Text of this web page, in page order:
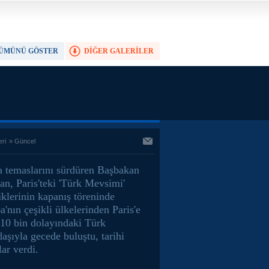
DİĞER GALERİLER
GÖSTER
» Güncel
temaslarını sürdüren Başbakan
Paris'teki 'Türk Mevsimi'
kapanış töreninde
çeşikli ülkelerinden Paris'e
bin dolayındaki Türk
gecede buluştu, tarihi
verdi.